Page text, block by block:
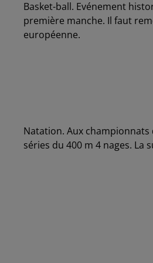
Basket-ball. Evénement
première manche. Il faut
européenne.
Natation. Aux championnats
séries du 400 m 4 nages. La